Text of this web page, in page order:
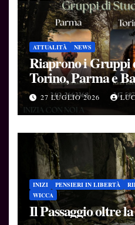
ATTUALITÀ NEWS
Riaprono i Gruppi
Torino, Parma e
27 LUGLIO 2026
INIZI PENSIERI IN LIBERTÀ
WICCA
Il Passaggio oltre